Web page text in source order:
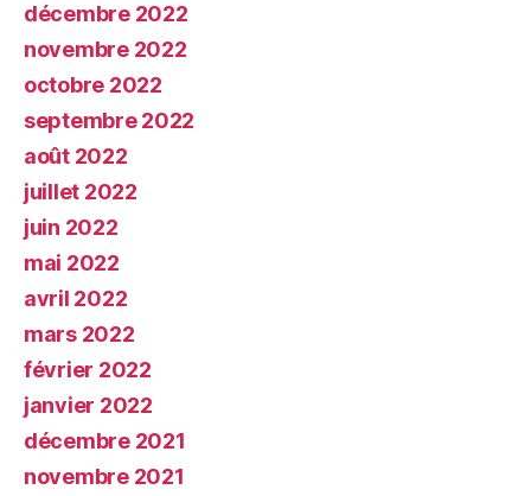
décembre 2022
novembre 2022
octobre 2022
septembre 2022
août 2022
juillet 2022
juin 2022
mai 2022
avril 2022
mars 2022
février 2022
janvier 2022
décembre 2021
novembre 2021